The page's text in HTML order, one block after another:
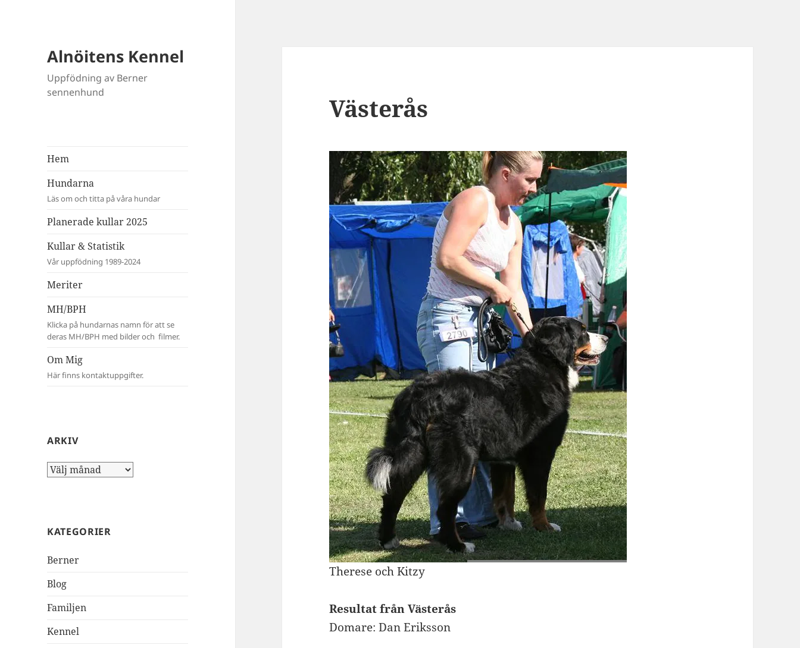
Alnöitens Kennel
Uppfödning av Berner
sennenhund
Hem
Hundarna
Läs om och titta på våra hundar
Planerade kullar 2025
Kullar & Statistik
Vår uppfödning 1989-2024
Meriter
MH/BPH
Klicka på hundarnas namn för att se
deras MH/BPH med bilder och filmer.
Om Mig
Här finns kontaktuppgifter.
ARKIV
Arkiv
KATEGORIER
Berner
Blog
Familjen
Kennel
Västerås
Therese och Kitzy
Resultat från Västerås
Domare: Dan Eriksson